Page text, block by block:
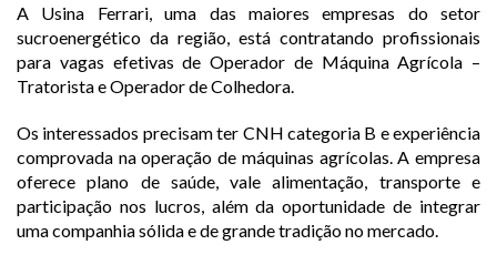
A Usina Ferrari, uma das maiores empresas do setor
sucroenergético da região, está contratando profissionais
para vagas efetivas de Operador de Máquina Agrícola –
Tratorista e Operador de Colhedora.
Os interessados precisam ter CNH categoria B e experiência
comprovada na operação de máquinas agrícolas. A empresa
oferece plano de saúde, vale alimentação, transporte e
participação nos lucros, além da oportunidade de integrar
uma companhia sólida e de grande tradição no mercado.